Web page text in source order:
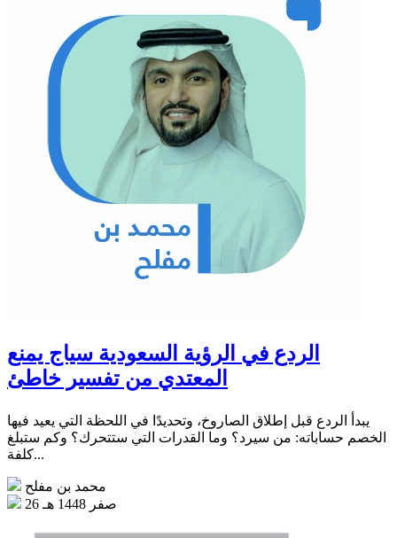
الردع في الرؤية السعودية سياج يمنع
المعتدي من تفسير خاطئ
يبدأ الردع قبل إطلاق الصاروخ، وتحديدًا في اللحظة التي يعيد فيها
الخصم حساباته: من سيرد؟ وما القدرات التي ستتحرك؟ وكم ستبلغ
كلفة...
محمد بن مفلح
26 صفر 1448 هـ